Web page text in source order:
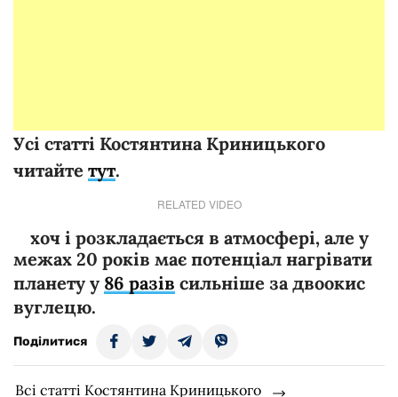
Усі статті Костянтина Криницького
читайте тут.
RELATED VIDEO
хоч і розкладається в атмосфері, але у
межах 20 років має потенціал нагрівати
планету у 86 разів сильніше за двоокис
вуглецю.
Поділитися
Всі статті Костянтина Криницького